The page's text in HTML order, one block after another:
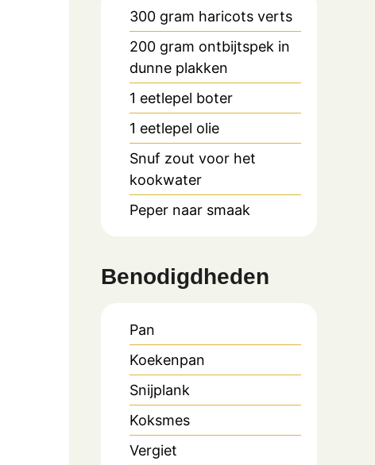
300 gram haricots verts
200 gram ontbijtspek in
dunne plakken
1 eetlepel boter
1 eetlepel olie
Snuf zout voor het
kookwater
Peper naar smaak
Benodigdheden
Pan
Koekenpan
Snijplank
Koksmes
Vergiet